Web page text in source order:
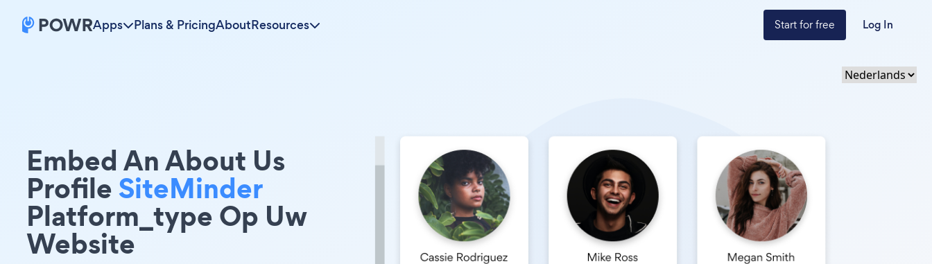
Apps Plans & PricingAboutResources Start for free Log In
Embed An About Us
ProfileSiteMinder
Platform_type Op Uw
Website